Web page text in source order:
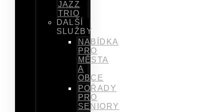
JAZZ
TRIO
DALŠÍ
SLUŽBY
NABÍDKA
PRO
MĚSTA
A
OBCE
POŘADY
PRO
SENIORY